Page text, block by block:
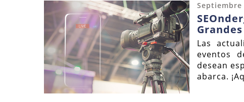
Septiembre
Las
eventos
desean
abarca.